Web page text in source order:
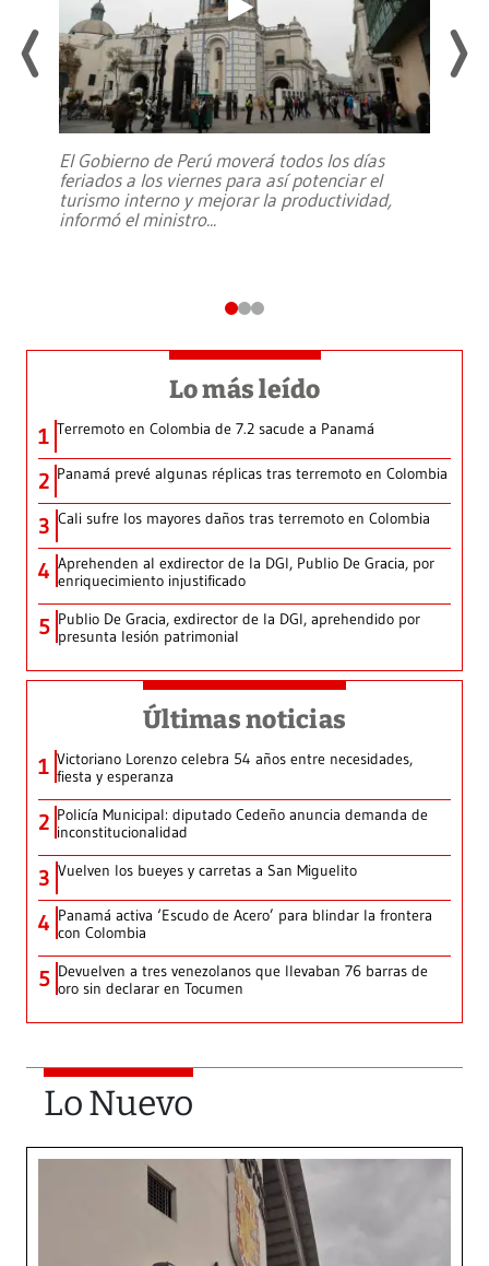
El Gobierno de Perú moverá todos los días
feriados a los viernes para así potenciar el
turismo interno y mejorar la productividad,
informó el ministro...
Lo más leído
1 Terremoto en Colombia de 7.2 sacude a Panamá
2 Panamá prevé algunas réplicas tras terremoto en Colombia
3 Cali sufre los mayores daños tras terremoto en Colombia
4 Aprehenden al exdirector de la DGI, Publio De Gracia, por
enriquecimiento injustificado
5 Publio De Gracia, exdirector de la DGI, aprehendido por
presunta lesión patrimonial
Últimas noticias
1 Victoriano Lorenzo celebra 54 años entre necesidades,
fiesta y esperanza
2 Policía Municipal: diputado Cedeño anuncia demanda de
inconstitucionalidad
3 Vuelven los bueyes y carretas a San Miguelito
4 Panamá activa ‘Escudo de Acero’ para blindar la frontera
con Colombia
5 Devuelven a tres venezolanos que llevaban 76 barras de
oro sin declarar en Tocumen
Lo Nuevo